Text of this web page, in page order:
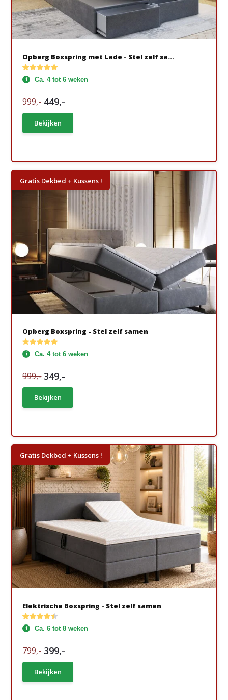
Opberg Boxspring met Lade - Stel zelf sa...
Ca. 4 tot 6 weken
999,- 449,-
Bekijken
Gratis Dekbed + Kussens !
Opberg Boxspring - Stel zelf samen
Ca. 4 tot 6 weken
999,- 349,-
Bekijken
Gratis Dekbed + Kussens !
Elektrische Boxspring - Stel zelf samen
Ca. 6 tot 8 weken
799,- 399,-
Bekijken